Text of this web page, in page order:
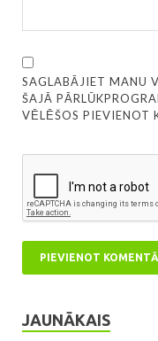
SAGLABĀJIET MANU
ŠAJĀ
VĒLĒŠOS PIEVIENOT
JAUNĀKAIS